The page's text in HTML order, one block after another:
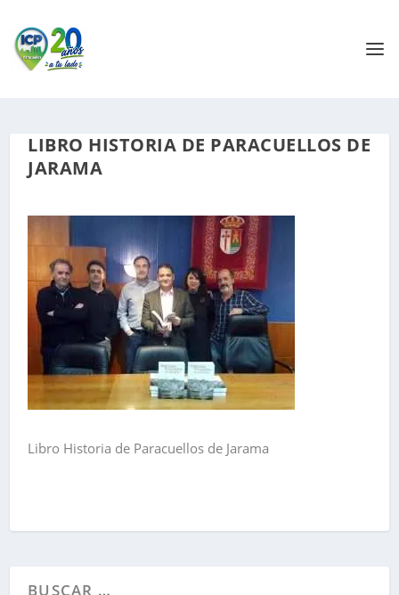
LIBRO HISTORIA DE PARACUELLOS DE
JARAMA
Libro Historia de Paracuellos de Jarama